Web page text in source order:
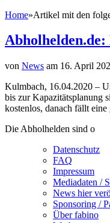
Home»Artikel mit den
Abholhelden.de:
von News am 16. April
Kulmbach, 16.04.2020 –
bis zur Kapazitätsplanung
kostenlos, danach fällt
Die Abholhelden sind o
Datenschutz
FAQ
Impressum
Mediadaten /
News hier
Sponsoring /
Über fabino